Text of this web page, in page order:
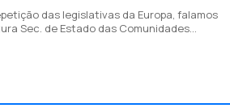
das legislativas da Europa, falamos
Sec. de Estado das Comunidades